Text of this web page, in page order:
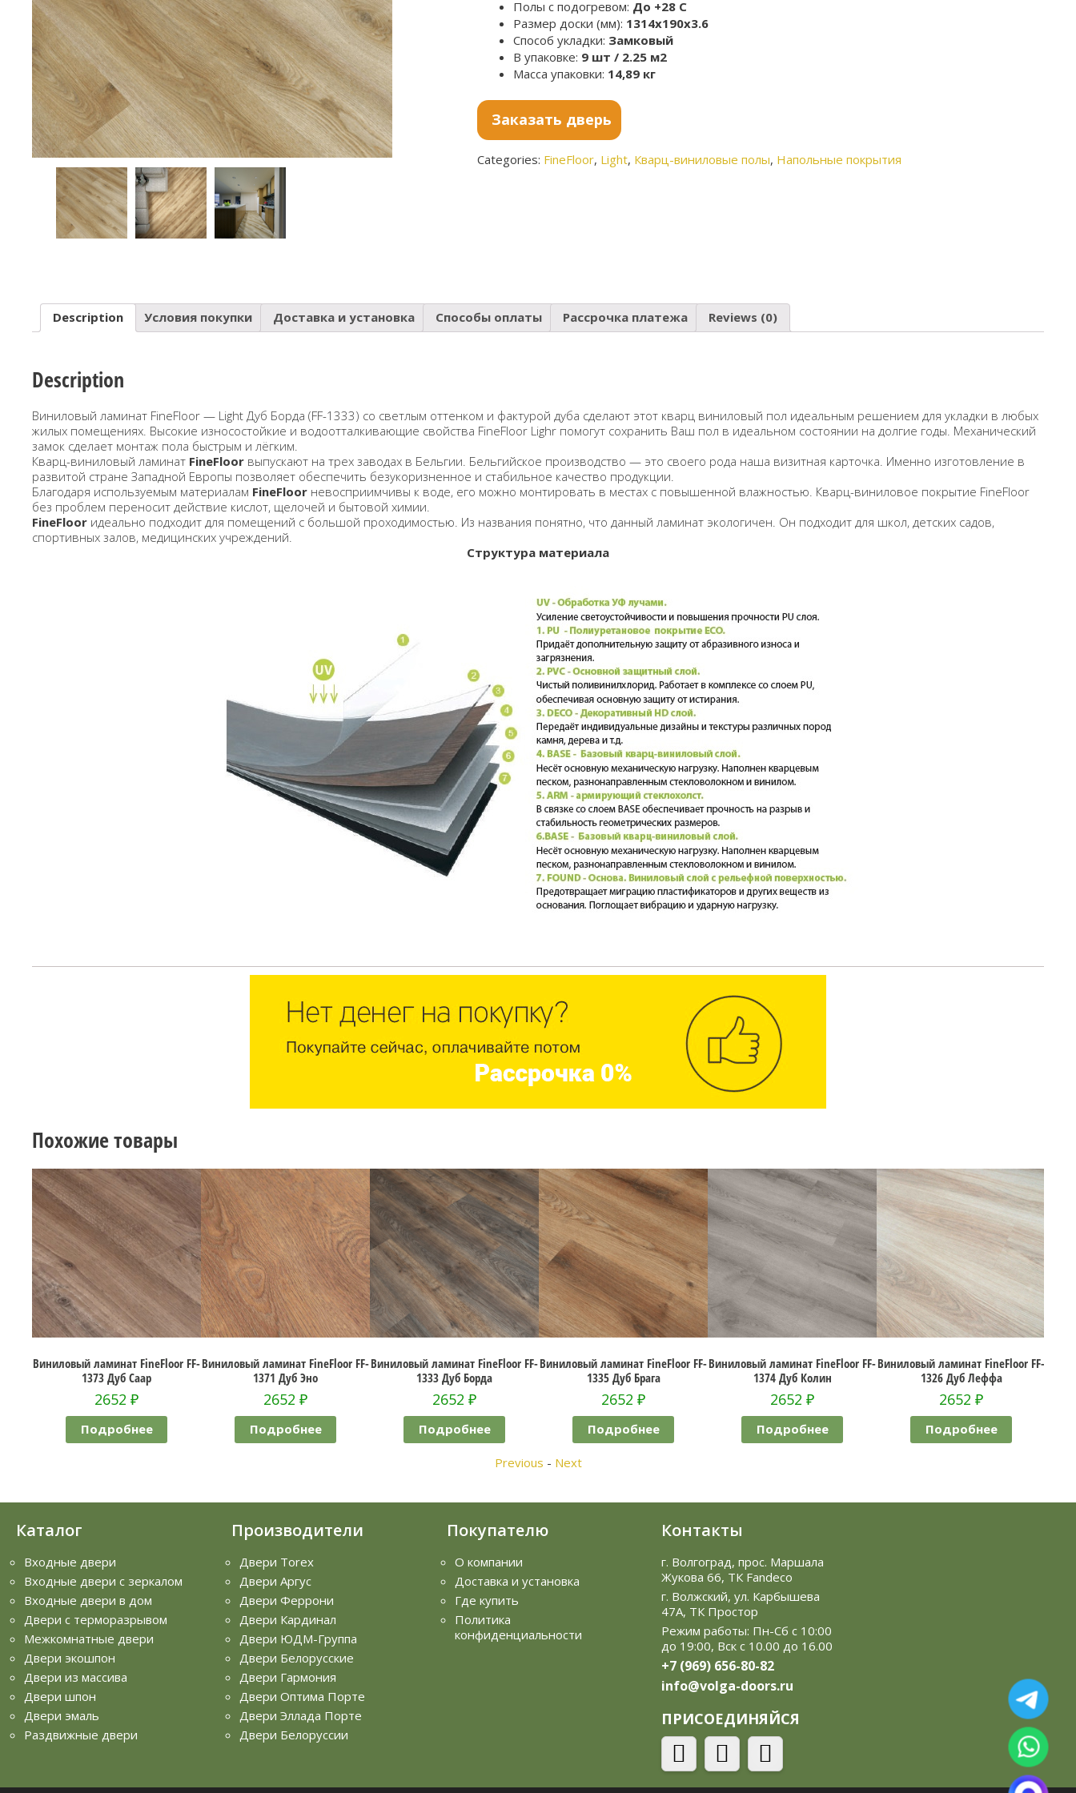
Полы с подогревом: До +28 С
Размер доски (мм): 1314x190x3.6
Способ укладки: Замковый
В упаковке: 9 шт / 2.25 м2
Масса упаковки: 14,89 кг
Заказать дверь
Categories: FineFloor, Light, Кварц-виниловые полы, Напольные покрытия
Description Условия покупки Доставка и установка Способы оплаты Рассрочка платежа Reviews (0)
Description
Виниловый ламинат FineFloor — Light Дуб Борда (FF-1333) cо светлым оттенком и фактурой дуба сделают этот кварц виниловый пол идеальным решением для укладки в любых
жилых помещениях. Высокие износостойкие и водоотталкивающие свойства FineFloor Lighr помогут сохранить Ваш пол в идеальном состоянии на долгие годы. Механический
замок сделает монтаж пола быстрым и лёгким.
Кварц-виниловый ламинат FineFloor выпускают на трех заводах в Бельгии. Бельгийское производство — это своего рода наша визитная карточка. Именно изготовление в
развитой стране Западной Европы позволяет обеспечить безукоризненное и стабильное качество продукции.
Благодаря используемым материалам FineFloor невосприимчивы к воде, его можно монтировать в местах с повышенной влажностью. Кварц-виниловое покрытие FineFloor
без проблем переносит действие кислот, щелочей и бытовой химии.
FineFloor идеально подходит для помещений с большой проходимостью. Из названия понятно, что данный ламинат экологичен. Он подходит для школ, детских садов,
спортивных залов, медицинских учреждений.
Структура материала
Похожие товары
FineFloor FF-Виниловый ламинат FineFloor FF-
1371 Дуб Эно
Подробнее
Виниловый ламинат FineFloor FF-
1333 Дуб Борда
Подробнее
Виниловый ламинат FineFloor FF-
1335 Дуб Брага
Подробнее
Виниловый ламинат FineFloor FF-
1374 Дуб Колин
Подробнее
Виниловый ламинат FineFloor FF-
1326 Дуб Леффа
Подробнее
Виниловый ламинат
1377 Дуб Веллингтон
Подробнее
Previous - Next
Каталог
Входные двери
Входные двери с зеркалом
Входные двери в дом
Двери с терморазрывом
Межкомнатные двери
Двери экошпон
Двери из массива
Двери шпон
Двери эмаль
Раздвижные двери
Производители
Двери Torex
Двери Аргус
Двери Феррони
Двери Кардинал
Двери ЮДМ-Группа
Двери Белорусские
Двери Гармония
Двери Оптима Порте
Двери Эллада Порте
Двери Белоруссии
Покупателю
О компании
Доставка и установка
Где купить
Политика
конфиденциальности
Контакты
г. Волгоград, прос. Маршала
Жукова 66, ТК Fandeco
г. Волжский, ул. Карбышева
47А, ТК Простор
Режим работы: Пн-Сб с 10:00
до 19:00, Вск с 10.00 до 16.00
+7 (969) 656-80-82
info@volga-doors.ru
ПРИСОЕДИНЯЙСЯ